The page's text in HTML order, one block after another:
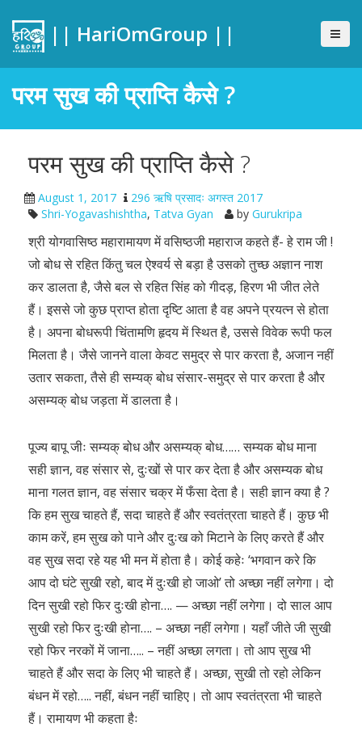
|| HariOmGroup ||
परम सुख की प्राप्ति कैसे ?
परम सुख की प्राप्ति कैसे ?
August 1, 2017
296 ऋषि प्रसादः अगस्त 2017
Shri-Yogavashishtha, Tatva Gyan by Gurukripa
श्री योगवासिष्ठ महारामायण में वसिष्ठजी महाराज कहते हैं- हे राम जी !
जो बोध से रहित किंतु चल ऐश्वर्य से बड़ा है उसको तुच्छ अज्ञान नाश
कर डालता है, जैसे बल से रहित सिंह को गीदड़, हिरण भी जीत लेते
हैं। इससे जो कुछ प्राप्त होता दृष्टि आता है वह अपने प्रयत्न से होता
है। अपना बोधरूपी चिंतामणि हृदय में स्थित है, उससे विवेक रूपी फल
मिलता है। जैसे जानने वाला केवट समुद्र से पार करता है, अजान नहीं
उतार सकता, तैसे ही सम्यक् बोध संसार-समुद्र से पार करता है और
असम्यक् बोध जड़ता में डालता है।
पूज्य बापू जीः सम्यक् बोध और असम्यक् बोध…… सम्यक बोध माना
सही ज्ञान, वह संसार से, दुःखों से पार कर देता है और असम्यक बोध
माना गलत ज्ञान, वह संसार चक्र में फँसा देता है। सही ज्ञान क्या है ?
कि हम सुख चाहते हैं, सदा चाहते हैं और स्वतंत्रता चाहते हैं। कुछ भी
काम करें, हम सुख को पाने और दुःख को मिटाने के लिए करते हैं और
वह सुख सदा रहे यह भी मन में होता है। कोई कहेः ‘भगवान करे कि
आप दो घंटे सुखी रहो, बाद में दुःखी हो जाओ’ तो अच्छा नहीं लगेगा। दो
दिन सुखी रहो फिर दुःखी होना…. — अच्छा नहीं लगेगा। दो साल आप
सुखी रहो फिर दुःखी होना…. – अच्छा नहीं लगेगा। यहाँ जीते जी सुखी
रहो फिर नरकों में जाना….. – नहीं अच्छा लगता। तो आप सुख भी
चाहते हैं और सदा के लिए भी चाहते हैं। अच्छा, सुखी तो रहो लेकिन
बंधन में रहो….. नहीं, बंधन नहीं चाहिए। तो आप स्वतंत्रता भी चाहते
हैं। रामायण भी कहता हैः